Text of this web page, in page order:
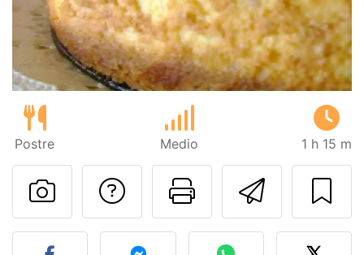
Postre Medio 1 h 15 m
Imprimir
Preguntar al autor
Publicar la foto de esta